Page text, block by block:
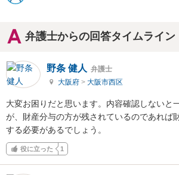
弁護士からの回答タイムライン
野条 健人 弁護士
大阪府 > 大阪市西区
大変お困りだと思います。内容確認しないと
が、財産分与の方が残されているのであれば
する必要があるでしょう。
役に立った 1